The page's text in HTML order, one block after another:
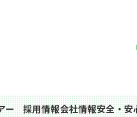
ー 採用情報会社情報安全・安